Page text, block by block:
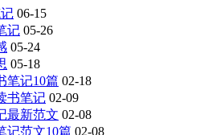
06-15
记 05-26
05-24
05-18
笔记10篇 02-18
书笔记 02-09
最新范文 02-08
记范文10篇 02-08